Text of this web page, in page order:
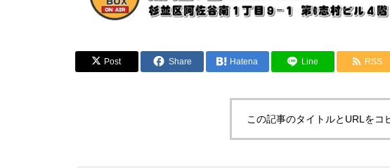
Post Share Hatena Line RSS
この記事のタイトルとURLをコ